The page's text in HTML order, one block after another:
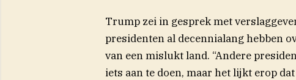
Trump zei in gesprek met
presidenten al decennialang hebben
van een mislukt land. “Andere
iets aan te doen, maar het lijkt erop